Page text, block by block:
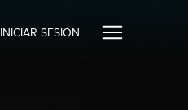
INICIAR SESIÓN